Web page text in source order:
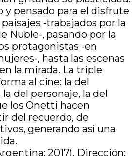
y pensado para el disfrute
-trabajados por la
Nuble-, pasando por la
protagonistas -en
, hasta las escenas
la mirada. La triple
al cine: la del
del personaje, la del
los Onetti hacen
del recuerdo, de
generando así una
2017). Dirección: